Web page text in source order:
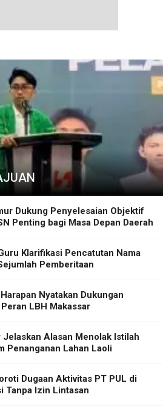
Dukung Penyelesaian Objektif
Penting bagi Masa Depan Daerah
Klarifikasi Pencatutan Nama
Pemberitaan
Nyatakan Dukungan
LBH Makassar
Alasan Menolak Istilah
Penanganan Lahan Laoli
Dugaan Aktivitas PT PUL di
Tanpa Izin Lintasan